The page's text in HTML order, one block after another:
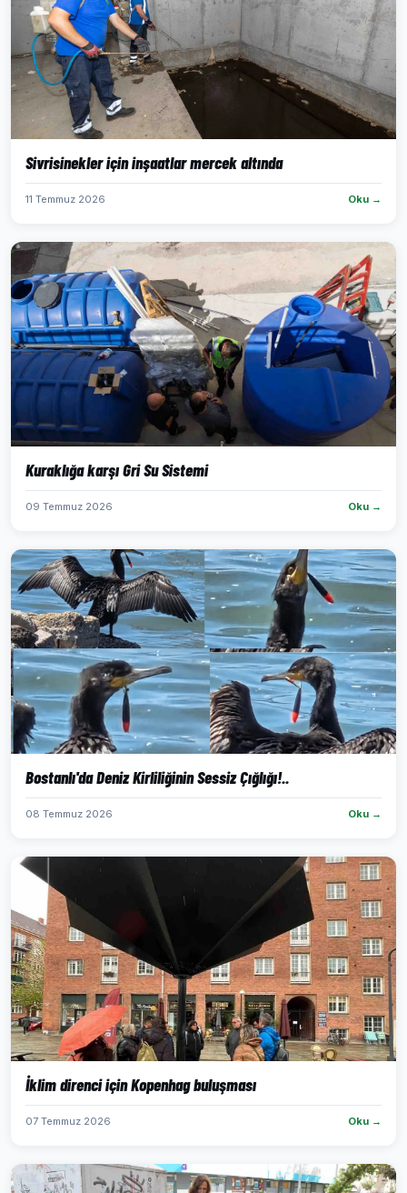
Sivrisinekler için inşaatlar mercek altında
11 Temmuz 2026 Oku →
Kuraklığa karşı Gri Su Sistemi
09 Temmuz 2026 Oku →
Bostanlı'da Deniz Kirliliğinin Sessiz Çığlığı!..
08 Temmuz 2026 Oku →
İklim direnci için Kopenhag buluşması
07 Temmuz 2026 Oku →